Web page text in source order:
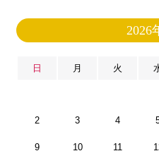
2026
日 月 火
2 3 4
9 10 11